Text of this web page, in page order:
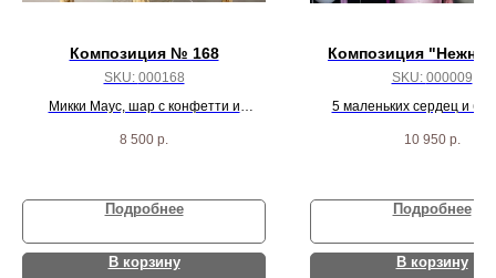
Композиция № 168
SKU: 000168
Микки Маус, шар с конфетти и
пастель шаров
8 500 р.
Подробнее
В корзину
Композиция
SKU: 000009
5 маленьких сердец и
и 5 разноцветных агат
10 950 р.
Подробнее
В корзину